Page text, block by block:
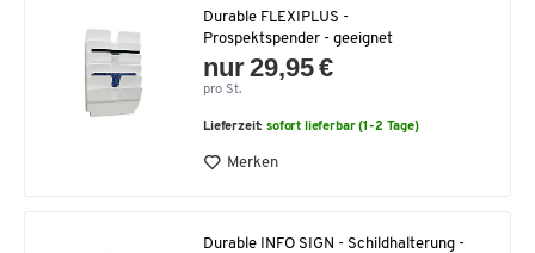
Durable FLEXIPLUS -
Prospektspender - geeignet
nur 29,95 €
pro St.
Lieferzeit:sofort lieferbar (1-2 Tage)
Merken
Durable INFO SIGN - Schildhalterung -